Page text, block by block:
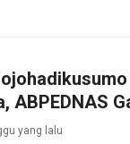
ABPEDNAS
yang lalu